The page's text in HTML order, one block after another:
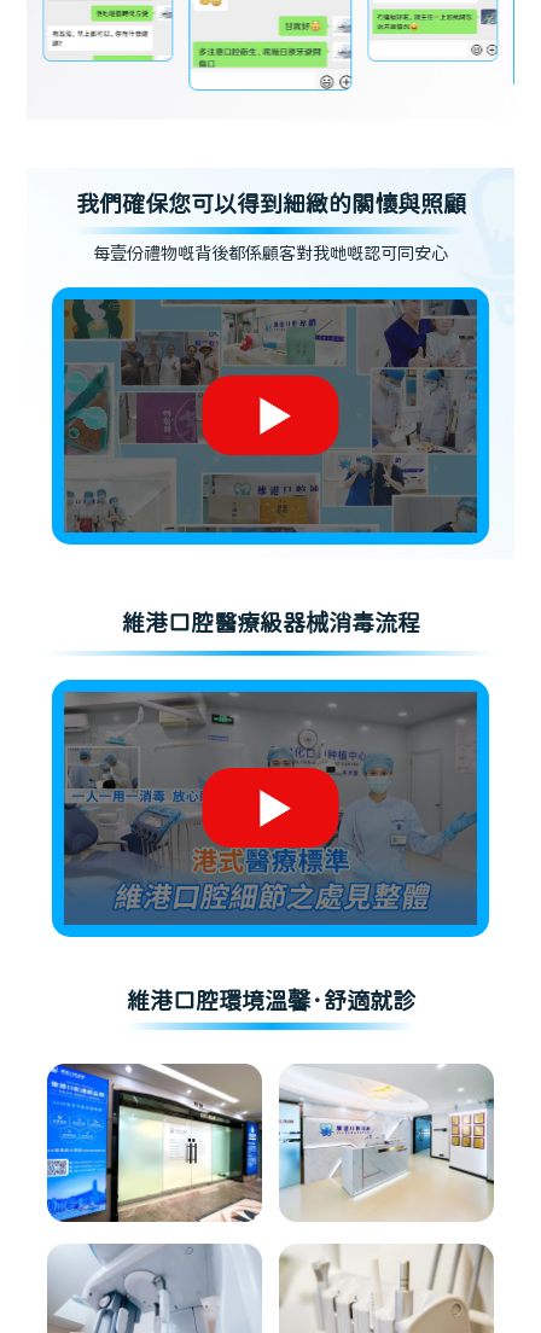
我們確保您可以得到細緻的關懷與照顧
每壹份禮物嘅背後都係顧客對我哋嘅認可同安心
維港口腔醫療級器械消毒流程
維港口腔環境溫馨·舒適就診